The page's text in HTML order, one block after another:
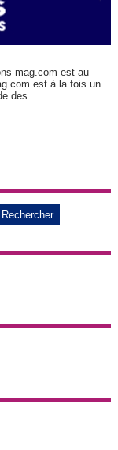
mag.com est au
est à la fois un
des...